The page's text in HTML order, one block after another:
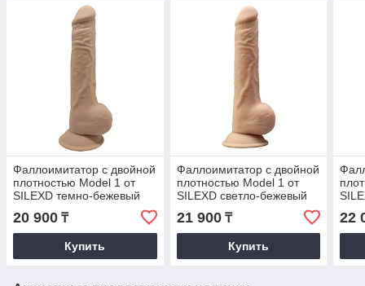
Фаллоимитатор с двойной
плотностью Model 1 от
SILEXD темно-бежевый
20 900 ₸
Купить
Фаллоимитатор с двойной
плотностью Model 1 от
SILEXD светло-бежевый
21 900₸
Купить
22